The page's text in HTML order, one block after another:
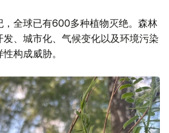
，全球已有600多种植物灭绝。森林
、城市化、气候变化以及环境污染
构成威胁。